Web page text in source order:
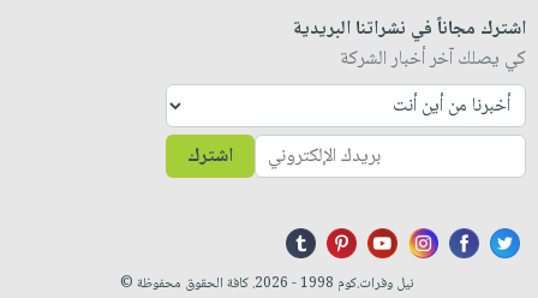
اشترك مجاناً في نشراتنا البريدية
كي يصلك آخر أخبار الشركة
اشترك
نيل وفرات.كوم 1998 - 2026. كافة الحقوق محفوظة ©